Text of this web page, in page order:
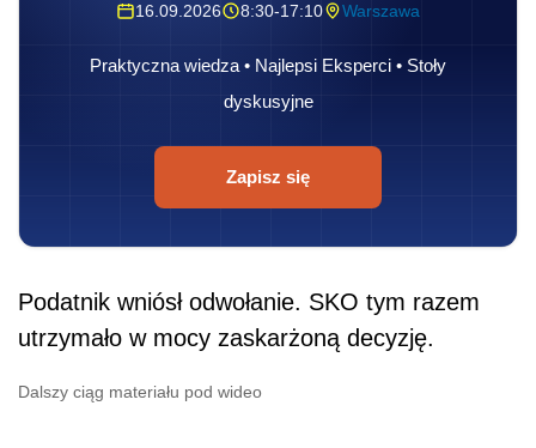
16.09.2026 8:30-17:10 Warszawa
Praktyczna wiedza • Najlepsi Eksperci • Stoły
dyskusyjne
Zapisz się
Podatnik wniósł odwołanie. SKO tym razem
utrzymało w mocy zaskarżoną decyzję.
Dalszy ciąg materiału pod wideo